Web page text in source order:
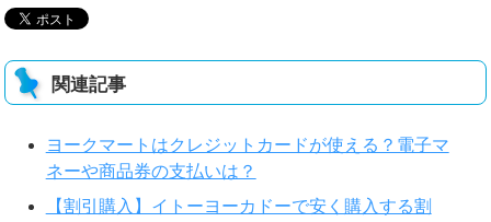
関連記事
ヨークマートはクレジットカードが使える？電子マ
ネーや商品券の支払いは？
【割引購入】イトーヨーカドーで安く購入する割